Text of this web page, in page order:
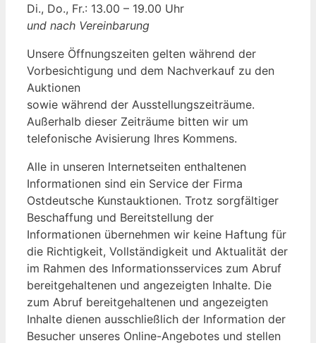
Di., Do., Fr.: 13.00 – 19.00 Uhr
und nach Vereinbarung
Unsere Öffnungszeiten gelten während der
Vorbesichtigung und dem Nachverkauf zu den
Auktionen
sowie während der Ausstellungszeiträume.
Außerhalb dieser Zeiträume bitten wir um
telefonische Avisierung Ihres Kommens.
Alle in unseren Internetseiten enthaltenen
Informationen sind ein Service der Firma
Ostdeutsche Kunstauktionen. Trotz sorgfältiger
Beschaffung und Bereitstellung der
Informationen übernehmen wir keine Haftung für
die Richtigkeit, Vollständigkeit und Aktualität der
im Rahmen des Informationsservices zum Abruf
bereitgehaltenen und angezeigten Inhalte. Die
zum Abruf bereitgehaltenen und angezeigten
Inhalte dienen ausschließlich der Information der
Besucher unseres Online-Angebotes und stellen